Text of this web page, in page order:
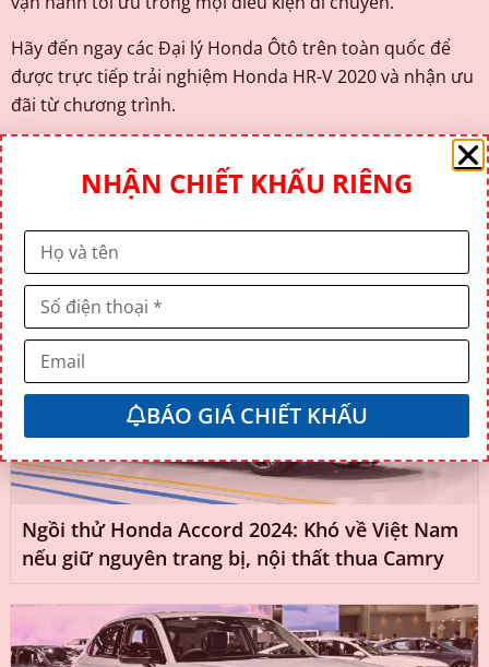
Hãy đến ngay các Đại lý Honda Ôtô trên toàn quốc để
được trực tiếp trải nghiệm Honda HR-V 2020 và nhận ưu
đãi từ chương trình.
Xem thêm
Ngồi thử Honda Accord 2024: Khó về Việt Nam
nếu giữ nguyên trang bị, nội thất thua Camry
NHẬN CHIẾT KHẤU RIÊNG
BÁO GIÁ CHIẾT KHẤU